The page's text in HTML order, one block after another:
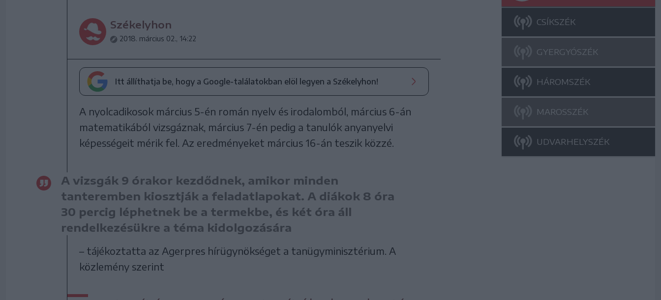
Székelyhon
2018. március 02., 14:22
Itt állíthatja be, hogy a Google-találatokban elöl legyen a Székelyhon!
A nyolcadikosok március 5-én román nyelv és irodalomból, március 6-án
matematikából vizsgáznak, március 7-én pedig a tanulók anyanyelvi
képességeit mérik fel. Az eredményeket március 16-án teszik közzé.
A vizsgák 9 órakor kezdődnek, amikor minden
tanteremben kiosztják a feladatlapokat. A diákok 8 óra
30 percig léphetnek be a termekbe, és két óra áll
rendelkezésükre a téma kidolgozására
– tájékoztatta az Agerpres hírügynökséget a tanügyminisztérium. A
közlemény szerint
CSÍKSZÉK
GYERGYÓSZÉK
HÁROMSZÉK
MAROSSZÉK
UDVARHELYSZÉK